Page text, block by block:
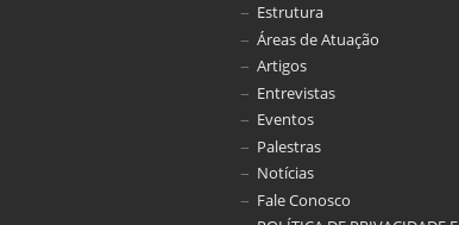
Estrutura
Áreas de Atuação
Artigos
Entrevistas
Eventos
Palestras
Notícias
Fale Conosco